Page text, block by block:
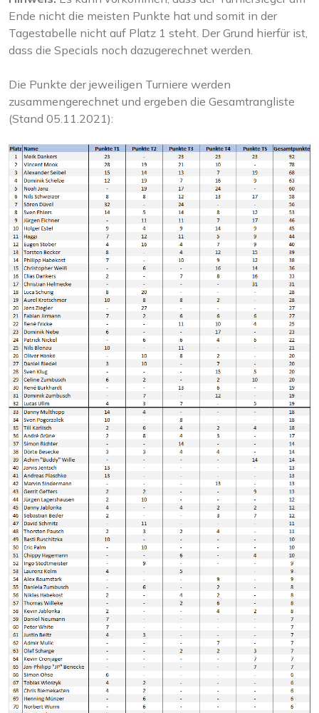
Ende nicht die meisten Punkte hat und somit in der
Tagestabelle nicht auf Platz 1 steht. Der Grund hierfür ist,
dass die Specials noch dazugerechnet werden.
Die Punkte der jeweiligen Turniere werden
zusammengerechnet und ergeben die Gesamtrangliste
(Stand 05.11.2021):